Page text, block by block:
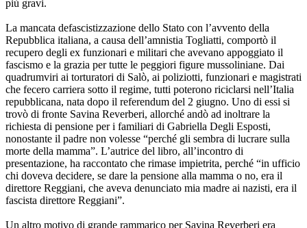
più gravi.
La mancata defascistizzazione dello Stato con l’avvento della
Repubblica italiana, a causa dell’amnistia Togliatti, comportò il
recupero degli ex funzionari e militari che avevano appoggiato il
fascismo e la grazia per tutte le peggiori figure mussoliniane. Dai
quadrumviri ai torturatori di Salò, ai poliziotti, funzionari e magistrati
che fecero carriera sotto il regime, tutti poterono riciclarsi nell’Italia
repubblicana, nata dopo il referendum del 2 giugno. Uno di essi si
trovò di fronte Savina Reverberi, allorché andò ad inoltrare la
richiesta di pensione per i familiari di Gabriella Degli Esposti,
nonostante il padre non volesse “perché gli sembra di lucrare sulla
morte della mamma”. L’autrice del libro, all’incontro di
presentazione, ha raccontato che rimase impietrita, perché “in ufficio
chi doveva decidere, se dare la pensione alla mamma o no, era il
direttore Reggiani, che aveva denunciato mia madre ai nazisti, era il
fascista direttore Reggiani”.
Un altro motivo di grande rammarico per Savina Reverberi era